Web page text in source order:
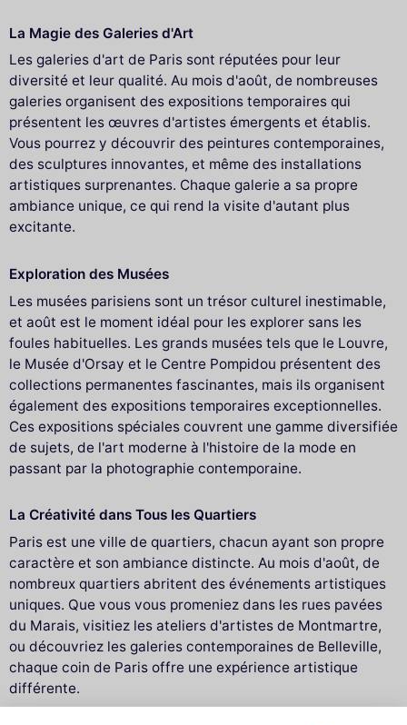
La Magie des Galeries d'Art
Les galeries d'art de Paris sont réputées pour leur
diversité et leur qualité. Au mois d'août, de nombreuses
galeries organisent des expositions temporaires qui
présentent les œuvres d'artistes émergents et établis.
Vous pourrez y découvrir des peintures contemporaines,
des sculptures innovantes, et même des installations
artistiques surprenantes. Chaque galerie a sa propre
ambiance unique, ce qui rend la visite d'autant plus
excitante.
Exploration des Musées
Les musées parisiens sont un trésor culturel inestimable,
et août est le moment idéal pour les explorer sans les
foules habituelles. Les grands musées tels que le Louvre,
le Musée d'Orsay et le Centre Pompidou présentent des
collections permanentes fascinantes, mais ils organisent
également des expositions temporaires exceptionnelles.
Ces expositions spéciales couvrent une gamme diversifiée
de sujets, de l'art moderne à l'histoire de la mode en
passant par la photographie contemporaine.
La Créativité dans Tous les Quartiers
Paris est une ville de quartiers, chacun ayant son propre
caractère et son ambiance distincte. Au mois d'août, de
nombreux quartiers abritent des événements artistiques
uniques. Que vous vous promeniez dans les rues pavées
du Marais, visitiez les ateliers d'artistes de Montmartre,
ou découvriez les galeries contemporaines de Belleville,
chaque coin de Paris offre une expérience artistique
différente.